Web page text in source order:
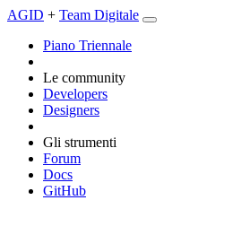
AGID + Team Digitale
Piano Triennale
Le community
Developers
Designers
Gli strumenti
Forum
Docs
GitHub